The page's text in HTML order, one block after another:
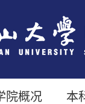
院概况 本